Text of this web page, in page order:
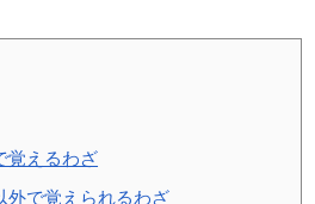
覚えるわざ
外で覚えられるわざ